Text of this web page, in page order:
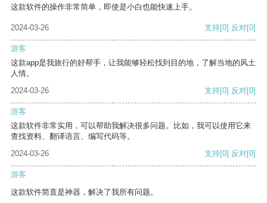
这款软件的操作非常简单，即使是小白也能快速上手。
2024-03-26 支持[0] 反对[0]
游客
这款app是我旅行的好帮手，让我能够轻松找到目的地，了解当地的风土
人情。
2024-03-26
支持[0] 反对[0]
游客
这款软件非常实用，可以帮助我解决很多问题。比如，我可以使用它来
查找资料、翻译语言、编写代码等。
2024-03-26
支持[0] 反对[0]
游客
这款软件简直是神器，解决了我所有问题。